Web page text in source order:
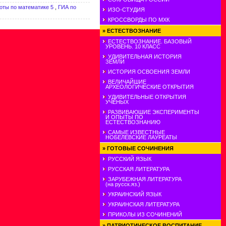
по математике 5
ГИА по
ИЗО-СТУДИЯ
КРОССВОРДЫ ПО МХК
» ЕСТЕСТВОЗНАНИЕ
ЕСТЕСТВОЗНАНИЕ. БАЗОВЫЙ
УРОВЕНЬ. 10 КЛАСС
УДИВИТЕЛЬНАЯ ИСТОРИЯ
ЗЕМЛИ
ИСТОРИЯ ОСВОЕНИЯ ЗЕМЛИ
ВЕЛИЧАЙШИЕ
АРХЕОЛОГИЧЕСКИЕ ОТКРЫТИЯ
УДИВИТЕЛЬНЫЕ ОТКРЫТИЯ
УЧЕНЫХ
РАЗВИВАЮШИЕ ЭКСПЕРИМЕНТЫ
И ОПЫТЫ ПО
ЕСТЕСТВОЗНАНИЮ
САМЫЕ ИЗВЕСТНЫЕ
НОБЕЛЕВСКИЕ ЛАУРЕАТЫ
» ГОТОВЫЕ СОЧИНЕНИЯ
РУССКИЙ ЯЗЫК
РУССКАЯ ЛИТЕРАТУРА
ЗАРУБЕЖНАЯ ЛИТЕРАТУРА
(на русск.яз.)
УКРАИНСКИЙ ЯЗЫК
УКРАИНСКАЯ ЛИТЕРАТУРА
ПРИКОЛЫ ИЗ СОЧИНЕНИЙ